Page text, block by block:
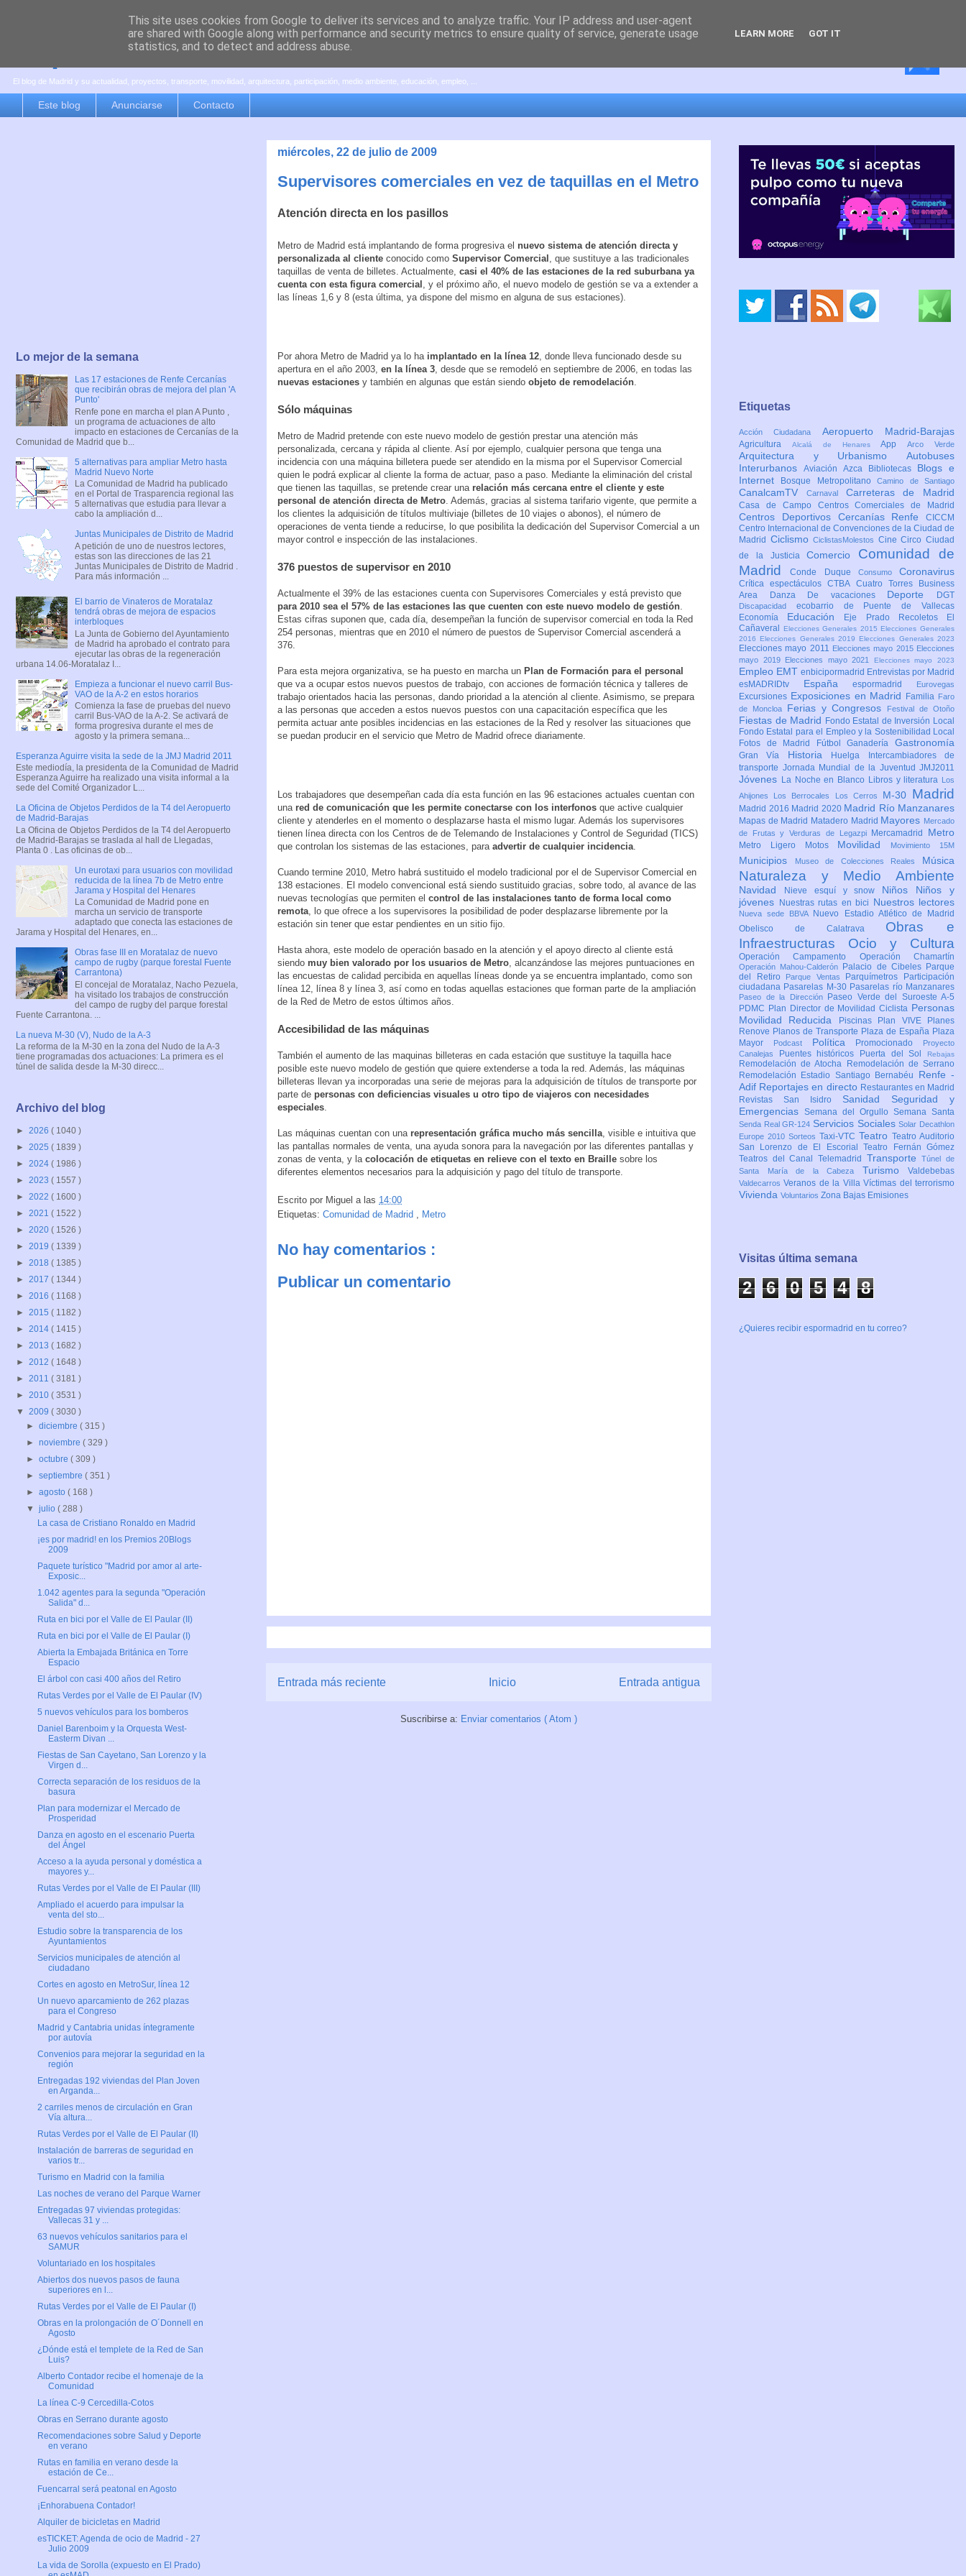
es por madrid
El blog de Madrid y su actualidad, proyectos, transporte, movilidad, arquitectura, participación, medio ambiente, educación, empleo, ...
Este blog Anunciarse Contacto
miércoles, 22 de julio de 2009
Supervisores comerciales en vez de taquillas en el Metro
Atención directa en los pasillos
Metro de Madrid está implantando de forma progresiva el nuevo sistema de atención directa y
personalizada al cliente conocido como Supervisor Comercial , que sustituye a las tradicionales
taquillas de venta de billetes. Actualmente, casi el 40% de las estaciones de la red suburbana ya
cuenta con esta figura comercial , y el próximo año, el nuevo modelo de gestión se va a extender a
las líneas 1,6 y 8 (esta última, ya dispone del mismo en alguna de sus estaciones).
Por ahora Metro de Madrid ya lo ha implantado en la línea 12, donde lleva funcionado desde su
apertura en el año 2003, en la línea 3, desde que se remodeló en septiembre de 2006, en todas las
nuevas estaciones y también en algunas que están siendo objeto de remodelación.
Sólo máquinas
Metro de Madrid pretende con este nuevo modelo de gestión prestar una atención más
personalizada, cercana y rápida al cliente. Así por ejemplo, cualquier persona que tenga una
incidencia con una máquina billetera puede ser atendido en la misma por el Supervisor Comercial
quien le podrá explicar al cliente la forma de actuar, paso a paso. Mediante la eliminación del cristal
que tienen las taquillas, se pretende crear una relación más cercana entre el cliente y este
personal de atención directa de Metro. Además, gracias al sistema tarifario vigente, que permite a
los clientes la adquisición de títulos multiviaje (billetes de 10 viajes o abonos), el número de
operaciones de venta tiende a reducirse, lo que posibilita la dedicación del Supervisor Comercial a un
mayor control e inspección de las instalaciones.
376 puestos de supervisor en 2010
Actualmente el 39% de las estaciones cuenta con Supervisores Comerciales y está previsto que
para 2010 sea el 57% de las estaciones las que cuenten con este nuevo modelo de gestión.
Estas cifras suponen que, cada día, desempeñan la función de supervisor comercial en toda la Red
254 personas, mientras que en 2010 el número de puestos de Supervisor Comercial ascenderá a
376.
Para esta mejora organizativa, se ha puesto en marcha un Plan de Formación para el personal
que va a ocupar estos nuevos puestos de trabajo, con acciones de formación técnica y talleres de
trabajo orientados hacia las personas, dando prioridad a la atención al cliente. Asimismo, se prepara
a las personas que acceden a estos nuevos puestos con una capacitación específica que les
permita actuar ante posibles incidencias en las estaciones de la Red y resolver las situaciones que
se puedan producir en el servicio que Metro de Madrid ofrece diariamente.
Los trabajadores que desempeñan cada día esta función en las 96 estaciones actuales cuentan con
una red de comunicación que les permite conectarse con los interfonos que active cualquier
cliente y atenderles en el momento o desplazarse hasta el mismo lugar. Además los supervisores
tienen línea directa con los Centros de de Telemando de Instalaciones y Control de Seguridad (TICS)
que controlan los sistemas de las estaciones, para advertir de cualquier incidencia.
Cuando termine 2010, Metro habrá sustituido el modelo tradicional por el de Supervisor Comercial en
138 estaciones. El modelo convencional está siendo sustituido gracias, sobre todo, al avance de las
nuevas tecnologías que permiten el control de las instalaciones tanto de forma local como
remota, lo que ofrece a los supervisores la posibilidad de poder desplazarse libremente por la
estación sin tener que estar pendientes en un sitio fijo.
Hasta ahora, este modelo de operación basado en la atención y el apoyo directo al cliente está
siendo muy bien valorado por los usuarios de Metro, alcanzándose las mejores puntuaciones en
las encuestas de calidad percibida en aquellas líneas donde ya se encuentra implantado, como son
línea 12, línea 8 y línea 3, así como en todas aquellas estaciones que forman parte de la ampliación
de la Red de Metro de estos últimos años.
Accesibilidad de las máquinas
También el aumento de las maquinas billeteras en cada estación que sustituye la taquilla hace
posible este nuevo modelo de gestión que quiere extenderse a toda la red. Además, las máquinas
billeteras llevan ya incorporadas una serie de mejoras para la adquisición de títulos de transporte por
parte de personas con deficiencias visuales u otro tipo de viajeros con necesidades
especiales.
Las máquinas cuentan con una representación gráfica mucho más sencilla, visible e intuitiva que
las pantallas normales de venta, una ayuda sonora para la navegación por las diferentes pantallas y
zonas de venta, y la colocación de etiquetas en relieve con el texto en Braille sobre los
diferentes elementos necesarios para la adquisición y pago del título de transporte.
Escrito por Miguel a las 14:00
Etiquetas: Comunidad de Madrid Metro
No hay comentarios :
Publicar un comentario
Entrada más reciente Entrada antigua
Inicio
Suscribirse a: Enviar comentarios ( Atom )
Lo mejor de la semana
Las 17 estaciones de Renfe Cercanías
que recibirán obras de mejora del plan 'A
Punto'
Renfe pone en marcha el plan A Punto ,
un programa de actuaciones de alto
impacto en estaciones de Cercanías de la
Comunidad de Madrid que b...
5 alternativas para ampliar Metro hasta
Madrid Nuevo Norte
La Comunidad de Madrid ha publicado
en el Portal de Trasparencia regional las
5 alternativas que estudia para llevar a
cabo la ampliación d...
Juntas Municipales de Distrito de Madrid
A petición de uno de nuestros lectores,
estas son las direcciones de las 21
Juntas Municipales de Distrito de Madrid .
Para más información ...
El barrio de Vinateros de Moratalaz
tendrá obras de mejora de espacios
interbloques
La Junta de Gobierno del Ayuntamiento
de Madrid ha aprobado el contrato para
ejecutar las obras de la regeneración
urbana 14.06-Moratalaz I...
Empieza a funcionar el nuevo carril Bus-
VAO de la A-2 en estos horarios
Comienza la fase de pruebas del nuevo
carril Bus-VAO de la A-2. Se activará de
forma progresiva durante el mes de
agosto y la primera semana...
Esperanza Aguirre visita la sede de la JMJ Madrid 2011
Este mediodía, la presidenta de la Comunidad de Madrid
Esperanza Aguirre ha realizado una visita informal a la
sede del Comité Organizador L...
La Oficina de Objetos Perdidos de la T4 del Aeropuerto
de Madrid-Barajas
La Oficina de Objetos Perdidos de la T4 del Aeropuerto
de Madrid-Barajas se traslada al hall de Llegadas,
Planta 0 . Las oficinas de ob...
Un eurotaxi para usuarios con movilidad
reducida de la línea 7b de Metro entre
Jarama y Hospital del Henares
La Comunidad de Madrid pone en
marcha un servicio de transporte
adaptado que conecta las estaciones de
Jarama y Hospital del Henares, en...
Obras fase III en Moratalaz de nuevo
campo de rugby (parque forestal Fuente
Carrantona)
El concejal de Moratalaz, Nacho Pezuela,
ha visitado los trabajos de construcción
del campo de rugby del parque forestal
Fuente Carrantona. ...
La nueva M-30 (V), Nudo de la A-3
La reforma de la M-30 en la zona del Nudo de la A-3
tiene programadas dos actuaciones: La primera es el
túnel de salida desde la M-30 direcc...
Archivo del blog
► 2026 ( 1040 )
► 2025 ( 1839 )
► 2024 ( 1986 )
► 2023 ( 1557 )
► 2022 ( 1600 )
► 2021 ( 1522 )
► 2020 ( 1526 )
► 2019 ( 1339 )
► 2018 ( 1385 )
► 2017 ( 1344 )
► 2016 ( 1168 )
► 2015 ( 1182 )
► 2014 ( 1415 )
► 2013 ( 1682 )
► 2012 ( 1648 )
► 2011 ( 3181 )
► 2010 ( 3531 )
▼ 2009 ( 3030 )
►diciembre( 315 )
►noviembre( 329 )
►octubre( 309 )
►septiembre( 351 )
►agosto( 168 )
▼julio( 288 )
La casa de Cristiano Ronaldo en Madrid
¡es por madrid! en los Premios 20Blogs
2009
Paquete turístico "Madrid por amor al arte-
Exposic...
1.042 agentes para la segunda "Operación
Salida" d...
Ruta en bici por el Valle de El Paular (II)
Ruta en bici por el Valle de El Paular (I)
Abierta la Embajada Británica en Torre
Espacio
El árbol con casi 400 años del Retiro
Rutas Verdes por el Valle de El Paular (IV)
5 nuevos vehículos para los bomberos
Daniel Barenboim y la Orquesta West-
Easterm Divan ...
Fiestas de San Cayetano, San Lorenzo y la
Virgen d...
Correcta separación de los residuos de la
basura
Plan para modernizar el Mercado de
Prosperidad
Danza en agosto en el escenario Puerta
del Ángel
Acceso a la ayuda personal y doméstica a
mayores y...
Rutas Verdes por el Valle de El Paular (III)
Ampliado el acuerdo para impulsar la
venta del sto...
Estudio sobre la transparencia de los
Ayuntamientos
Servicios municipales de atención al
ciudadano
Cortes en agosto en MetroSur, línea 12
Un nuevo aparcamiento de 262 plazas
para el Congreso
Madrid y Cantabria unidas íntegramente
por autovía
Convenios para mejorar la seguridad en la
región
Entregadas 192 viviendas del Plan Joven
en Arganda...
2 carriles menos de circulación en Gran
Vía altura...
Rutas Verdes por el Valle de El Paular (II)
Instalación de barreras de seguridad en
varios tr...
Turismo en Madrid con la familia
Las noches de verano del Parque Warner
Entregadas 97 viviendas protegidas:
Vallecas 31 y ...
63 nuevos vehículos sanitarios para el
SAMUR
Voluntariado en los hospitales
Abiertos dos nuevos pasos de fauna
superiores en l...
Rutas Verdes por el Valle de El Paular (I)
Obras en la prolongación de O´Donnell en
Agosto
¿Dónde está el templete de la Red de San
Luis?
Alberto Contador recibe el homenaje de la
Comunidad
La línea C-9 Cercedilla-Cotos
Obras en Serrano durante agosto
Recomendaciones sobre Salud y Deporte
en verano
Rutas en familia en verano desde la
estación de Ce...
Fuencarral será peatonal en Agosto
¡Enhorabuena Contador!
Alquiler de bicicletas en Madrid
esTICKET: Agenda de ocio de Madrid - 27
Julio 2009
La vida de Sorolla (expuesto en El Prado)
Etiquetas
Acción Ciudadana Aeropuerto Madrid-Barajas
Agricultura Alcalá de HenaresAppArco Verde
Arquitectura y Urbanismo Autobuses
Interurbanos Aviación Azca Bibliotecas Blogs e
Internet
Bosque MetropolitanoCamino de Santiago
CanalcamTV Carnaval Carreteras de Madrid
Casa de Campo Centros Comerciales de Madrid
Centros Deportivos Cercanías Renfe CICCM
Centro Internacional de Convenciones de la Ciudad de
Madrid CiclismoCiclistasMolestos CineCircoCiudad
de la JusticiaComercio Comunidad de
MadridConde Duque Consumo Coronavirus
Crítica espectáculosCTBA Cuatro Torres Business
Area
Danza De vacaciones Deporte DGT
Discapacidad ecobarrio de Puente de Vallecas
Economía Educación Eje Prado Recoletos
El
Cañaveral
Elecciones Generales 2015 Elecciones Generales
2016 Elecciones Generales 2019 Elecciones Generales 2023
Elecciones mayo 2011 Elecciones mayo 2015 Elecciones
mayo 2019
Elecciones mayo 2021 Elecciones mayo 2023
Empleo EMT enbicipormadrid Entrevistas por Madrid
esMADRIDtv Españaespormadrid Eurovegas
Excursiones Exposiciones en Madrid Familia Faro
de Moncloa
Ferias y Congresos Festival de Otoño
Fiestas de Madrid Fondo Estatal de Inversión Local
Fondo Estatal para el Empleo y la Sostenibilidad Local
Fotos de Madrid
FútbolGanaderíaGastronomía
Gran Vía Historia Huelga
Intercambiadores de
transporte Jornada Mundial de la Juventud JMJ2011
Jóvenes La Noche en Blanco Libros y literatura
Los
Ahijones
Los Berrocales Los Cerros M-30 Madrid
Madrid 2016 Madrid 2020 Madrid Río Manzanares
Mapas de Madrid Matadero Madrid Mayores Mercado
de Frutas y Verduras de Legazpi
Mercamadrid Metro
Metro Ligero Motos Movilidad Movimiento 15M
Municipios Museo de Colecciones Reales Música
Naturaleza y Medio Ambiente
Navidad Nieve esquí y snow Niños Niños y
jóvenes
Nuestras rutas en bici Nuestros lectores
Nueva sede BBVA
Nuevo Estadio Atlético de Madrid
Obelisco de Calatrava Obras e
Infraestructuras Ocio y Cultura
Operación Campamento Operación Chamartín
Operación Mahou-Calderón Palacio de Cibeles Parque
del Retiro
Parque Ventas Parquímetros
Participación
ciudadana Pasarelas M-30 Pasarelas río Manzanares
Paseo de la Dirección
Paseo Verde del Suroeste A-5
PDMC Plan Director de Movilidad Ciclista Personas
Movilidad Reducida
Piscinas Plan VIVE
Planes
Renove Planos de Transporte Plaza de España Plaza
Mayor
Podcast Política Promocionado
Proyecto
Canalejas
Puentes históricos Puerta del Sol Rebajas
Remodelación de Atocha
Remodelación de Serrano
Remodelación Estadio Santiago Bernabéu Renfe -
Adif Reportajes en directo Restaurantes en Madrid
Revistas San Isidro Sanidad Seguridad y
Emergencias Semana del Orgullo Semana Santa
Senda Real GR-124 Servicios SocialesSolar Decathlon
Europe 2010 Sorteos Taxi-VTC Teatro Teatro Auditorio
San Lorenzo de El EscorialTeatro Fernán Gómez
Teatros del Canal Telemadrid TransporteTúnel de
Santa María de la Cabeza Turismo Valdebebas
ValdecarrosVeranos de la VillaVíctimas del terrorismo
Vivienda Voluntarios Zona Bajas Emisiones
Visitas última semana
2 6 0 5 4 8
¿Quieres recibir espormadrid en tu correo?
This site uses cookies from Google to deliver its services and to analyze traffic. Your IP address and user-agent
are shared with Google along with performance and security metrics to ensure quality of service, generate usage
statistics, and to detect and address abuse.
LEARN MORE GOT IT